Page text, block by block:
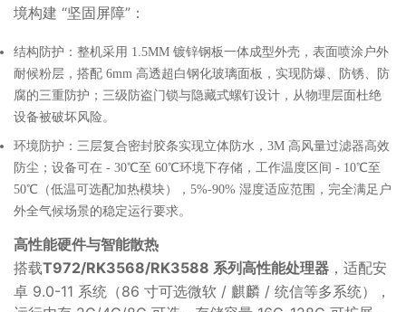
境构建 “坚固屏障”：
结构防护：整机采用 1.5MM 镀锌钢板一体成型外壳，表面喷涂户外
耐候粉层，搭配 6mm 高透超白钢化玻璃面板，实现防爆、防锈、防
腐的三重防护；三级防盗门锁与隐藏式螺钉设计，从物理层面杜绝
设备被破坏风险。
环境防护：三层复合密封胶条实现立体防水，3M 高风量过滤器高效
防尘；设备可在 - 30℃至 60℃环境下存储，工作温度区间 - 10℃至
50℃（低温可选配加热模块），5%-90% 湿度适应范围，完全满足户
外全气候场景的稳定运行要求。
高性能硬件与智能散热
搭载T972/RK3568/RK3588 系列高性能处理器 ，适配安
卓 9.0-11 系统（86 寸可选微软 / 麒麟 / 统信等多系统），